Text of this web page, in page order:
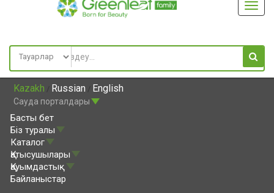
меню
Kazakh / Russian / English
Сауда порталдары
Басты бет
Біз туралы
Каталог
Қатысушылары
Қауымдастық
Байланыстар